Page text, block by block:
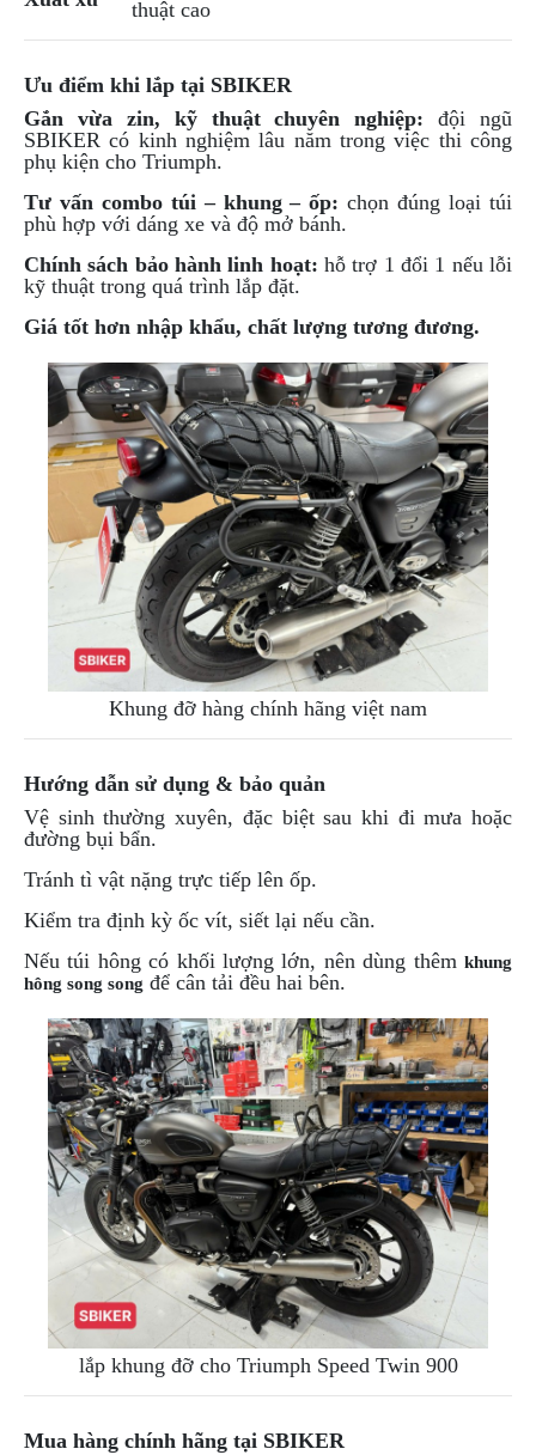
thuật cao
Ưu điểm khi lắp tại SBIKER
Gắn vừa zin, kỹ thuật chuyên nghiệp: đội ngũ
SBIKER có kinh nghiệm lâu năm trong việc thi công
phụ kiện cho Triumph.
Tư vấn combo túi – khung – ốp: chọn đúng loại túi
phù hợp với dáng xe và độ mở bánh.
Chính sách bảo hành linh hoạt: hỗ trợ 1 đổi 1 nếu lỗi
kỹ thuật trong quá trình lắp đặt.
Giá tốt hơn nhập khẩu, chất lượng tương đương.
Khung đỡ hàng chính hãng việt nam
Hướng dẫn sử dụng & bảo quản
Vệ sinh thường xuyên, đặc biệt sau khi đi mưa hoặc
đường bụi bẩn.
Tránh tì vật nặng trực tiếp lên ốp.
Kiểm tra định kỳ ốc vít, siết lại nếu cần.
Nếu túi hông có khối lượng lớn, nên dùng thêm khung
hông song song để cân tải đều hai bên.
lắp khung đỡ cho Triumph Speed Twin 900
Mua hàng chính hãng tại SBIKER